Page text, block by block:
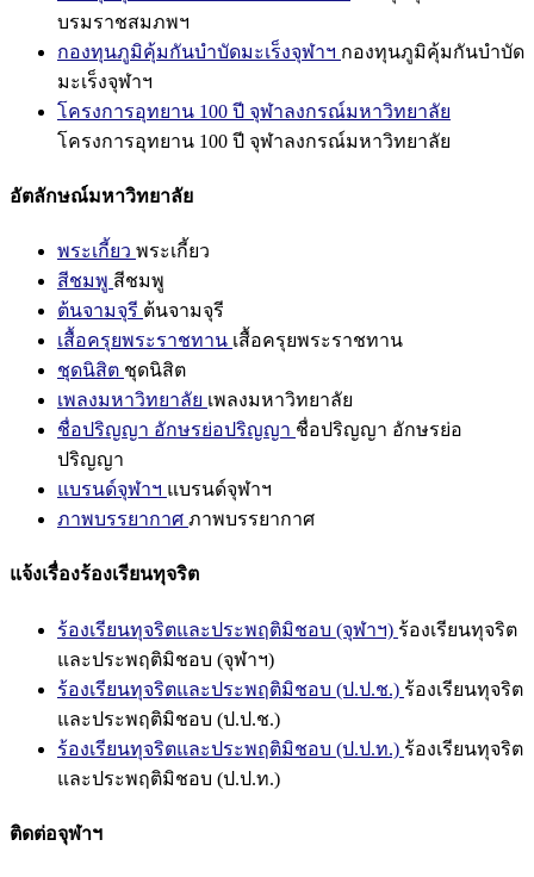
บรมราชสมภพฯ
กองทุนภูมิคุ้มกันบำบัดมะเร็งจุฬาฯ กองทุนภูมิคุ้มกันบำบัด
มะเร็งจุฬาฯ
โครงการอุทยาน 100 ปี จุฬาลงกรณ์มหาวิทยาลัย
โครงการอุทยาน 100 ปี จุฬาลงกรณ์มหาวิทยาลัย
อัตลักษณ์มหาวิทยาลัย
พระเกี้ยว พระเกี้ยว
สีชมพู สีชมพู
ต้นจามจุรี ต้นจามจุรี
เสื้อครุยพระราชทาน เสื้อครุยพระราชทาน
ชุดนิสิต ชุดนิสิต
เพลงมหาวิทยาลัย เพลงมหาวิทยาลัย
ชื่อปริญญา อักษรย่อปริญญา ชื่อปริญญา อักษรย่อ
ปริญญา
แบรนด์จุฬาฯ แบรนด์จุฬาฯ
ภาพบรรยากาศ ภาพบรรยากาศ
แจ้งเรื่องร้องเรียนทุจริต
ร้องเรียนทุจริตและประพฤติมิชอบ (จุฬาฯ) ร้องเรียนทุจริต
และประพฤติมิชอบ (จุฬาฯ)
ร้องเรียนทุจริตและประพฤติมิชอบ (ป.ป.ช.) ร้องเรียนทุจริต
และประพฤติมิชอบ (ป.ป.ช.)
ร้องเรียนทุจริตและประพฤติมิชอบ (ป.ป.ท.) ร้องเรียนทุจริต
และประพฤติมิชอบ (ป.ป.ท.)
ติดต่อจุฬาฯ